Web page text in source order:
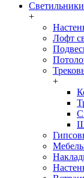
+
Лофт
+